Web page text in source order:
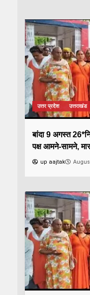
उत्तर प्रदेश उत्तराखंड
बांदा 9 अगस्त
पक्ष आमने-सामने,
up aajtak